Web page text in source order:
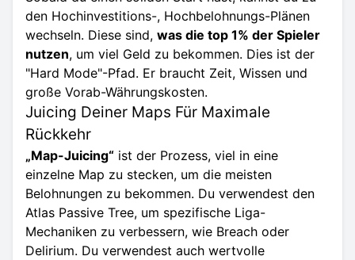
den Hochinvestitions-, Hochbelohnungs-Plänen
wechseln. Diese sind, was die top 1% der Spieler
nutzen, um viel Geld zu bekommen. Dies ist der
"Hard Mode"-Pfad. Er braucht Zeit, Wissen und
große Vorab-Währungskosten.
Juicing Deiner Maps Für Maximale
Rückkehr
„Map-Juicing“ ist der Prozess, viel in eine
einzelne Map zu stecken, um die meisten
Belohnungen zu bekommen. Du verwendest den
Atlas Passive Tree, um spezifische Liga-
Mechaniken zu verbessern, wie Breach oder
Delirium. Du verwendest auch wertvolle